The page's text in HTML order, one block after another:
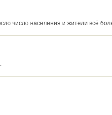
число населения и жители всё